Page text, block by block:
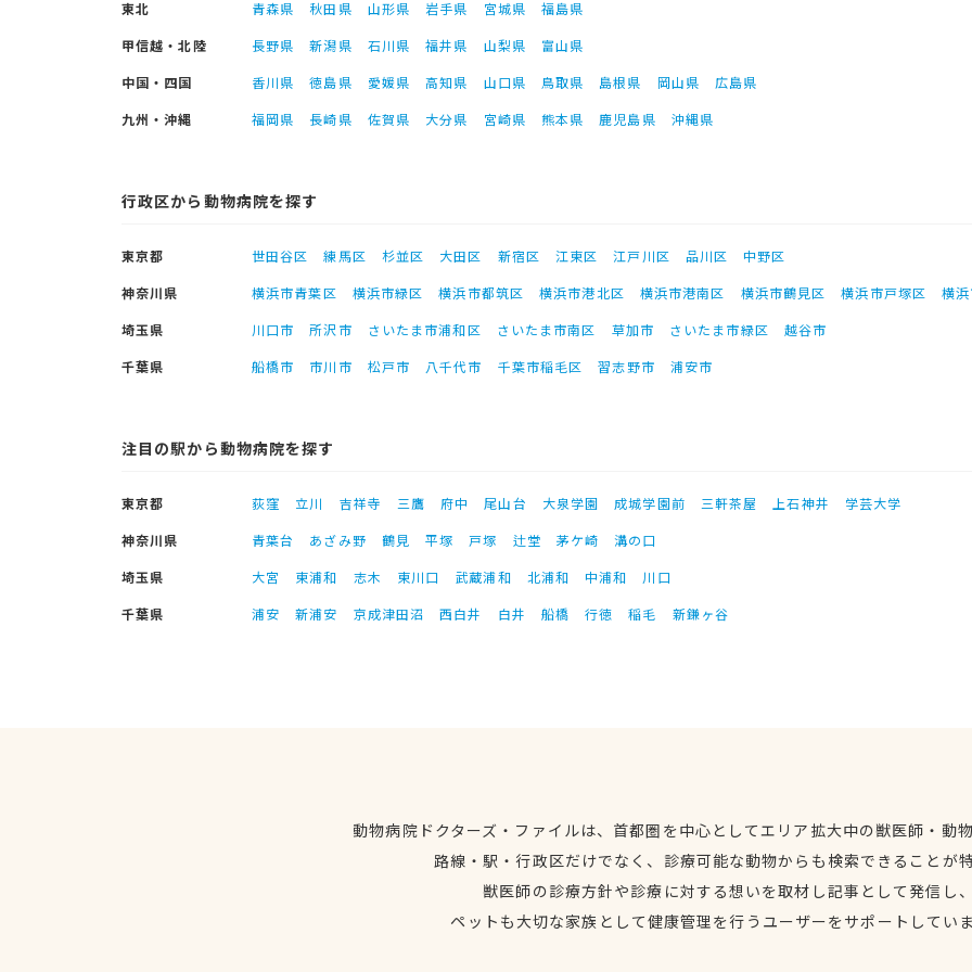
東北 青森県 秋田県 山形県 岩手県 宮城県
福島県
甲信越・北陸
長野県 新潟県 石川県 福井県 山梨県
富山県
中国・四国
香川県 徳島県 愛媛県 高知県 山口県 鳥取県 島根県 岡山県
広島県
九州・沖縄
福岡県 長崎県 佐賀県 大分県 宮崎県 熊本県 鹿児島県 沖縄県
行政区から動物病院を探す
東京都 世田谷区 練馬区 杉並区 大田区 新宿区 江東区 江戸川区 品川区
中野区
神奈川県
横浜市青葉区 横浜市緑区 横浜市都筑区 横浜市港北区 横浜市港南区 横浜市鶴見区 横浜市戸塚区
横
埼玉県
川口市 所沢市 さいたま市浦和区 さいたま市南区 草加市 さいたま市緑区
越谷市
千葉県
船橋市 市川市 松戸市 八千代市 千葉市稲毛区 習志野市 浦安市
注目の駅から動物病院を探す
東京都 荻窪 立川 吉祥寺 三鷹 府中 尾山台 大泉学園 成城学園前 三軒茶屋 上石神井
学芸大学
神奈川県
青葉台 あざみ野 鶴見 平塚 戸塚 辻堂 茅ケ崎
溝の口
埼玉県
大宮 東浦和 志木 東川口 武蔵浦和 北浦和 中浦和
川口
千葉県
浦安 新浦安 京成津田沼 西白井 白井 船橋 行徳 稲毛 新鎌ヶ谷
動物病院ドクターズ・ファイルは、首都圏を中心としてエリア拡大中の獣医師・動
路線・駅・行政区だけでなく、診療可能な動物からも検索できることが
獣医師の診療方針や診療に対する想いを取材し記事として発信し
ペットも大切な家族として健康管理を行うユーザーをサポートしてい